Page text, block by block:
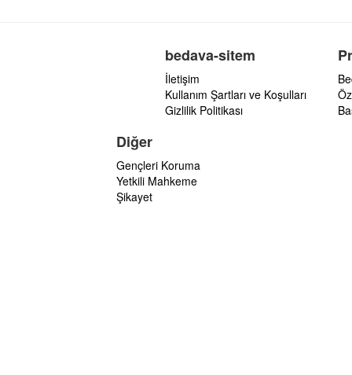
bedava-sitem
İletişim
Kullanım Şartları ve Koşulları
Gizlilik Politikası
Diğer
Gençleri Koruma
Yetkili Mahkeme
Şikayet